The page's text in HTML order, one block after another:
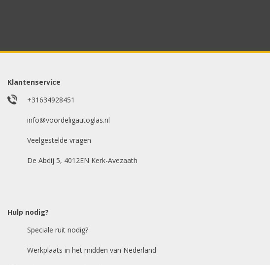
Model auto
E-mailadres *
Klantenservice
+31634928451
info@voordeligautoglas.nl
Veelgestelde vragen
De Abdij 5, 4012EN Kerk-Avezaath
Hulp nodig?
Speciale ruit nodig?
Werkplaats in het midden van Nederland